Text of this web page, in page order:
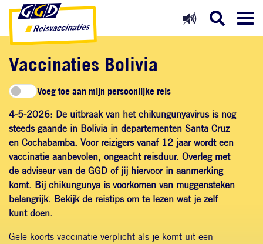
Direct naar inhoud
Direct naar hoofdnavigatie
Direct naar zoekfunctie
Vaccinaties Bolivia
Voeg toe aan mijn persoonlijke reis
4-5-2026: De uitbraak van het chikungunyavirus is nog
steeds gaande in Bolivia in departementen Santa Cruz
en Cochabamba. Voor reizigers vanaf 12 jaar wordt een
vaccinatie aanbevolen, ongeacht reisduur. Overleg met
de adviseur van de GGD of jij hiervoor in aanmerking
komt. Bij chikungunya is voorkomen van muggensteken
belangrijk. Bekijk de reistipsom te lezen wat je zelf
kunt doen.
Gele koorts vaccinatie verplicht als je komt uit een